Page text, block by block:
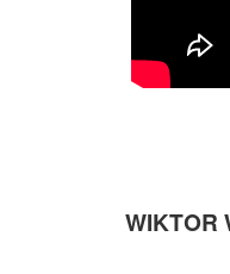
WIKTOR